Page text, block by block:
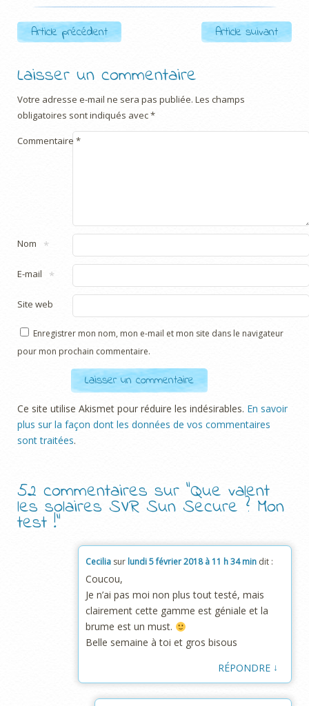
Post navigation
Article précédent Article suivant
Laisser un commentaire
Votre adresse e-mail ne sera pas publiée. Les champs
obligatoires sont indiqués avec*
Commentaire *
Nom *
E-mail *
Site web
Enregistrer mon nom, mon e-mail et mon site dans le navigateur
pour mon prochain commentaire.
Ce site utilise Akismet pour réduire les indésirables. En savoir
plus sur la façon dont les données de vos commentaires
sont traitées.
52 commentaires sur “Que valent
les solaires SVR Sun Secure ? Mon
test !”
Cecilia sur lundi 5 février 2018 à 11 h 34 min dit :
Coucou,
Je n’ai pas moi non plus tout testé, mais
clairement cette gamme est géniale et la
brume est un must.
Belle semaine à toi et gros bisous
RÉPONDRE ↓